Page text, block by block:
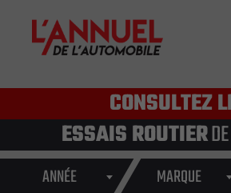
CONSULTEZ
ESSAIS ROUTIER
ANNÉE MARQUE